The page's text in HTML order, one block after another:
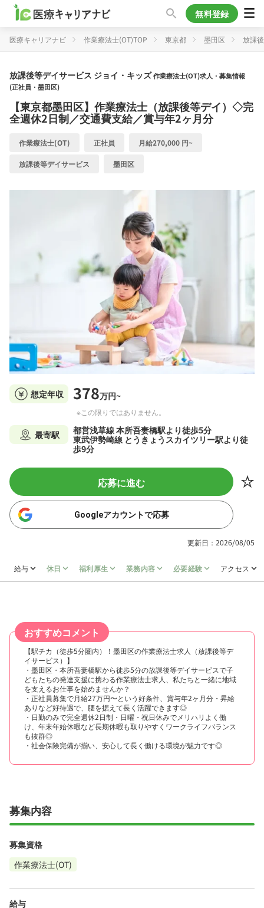
無料登録
医療キャリアナビ 作業療法士(OT)TOP 東京都 墨田区 放課
放課後等デイサービス ジョイ・キッズ作業療法士(OT)求人・募集情報
(正社員・墨田区)
【東京都墨田区】作業療法士（放課後等デイ）◇完
全週休2日制／交通費支給／賞与年2ヶ月分
作業療法士(OT) 正社員 月給270,000 円~
放課後等デイサービス 墨田区
想定年収 378万円~
※この限りではありません。
最寄駅
都営浅草線 本所吾妻橋駅より徒歩5分
東武伊勢崎線 とうきょうスカイツリー駅より徒
歩9分
応募に進む
Googleアカウントで応募
更新日：2026/08/05
給与 休日 福利厚生 業務内容 必要経験 アクセス
おすすめコメント
【駅チカ（徒歩5分圏内）！墨田区の作業療法士求人（放課後等デ
イサービス）】
・墨田区・本所吾妻橋駅から徒歩5分の放課後等デイサービスで子
どもたちの発達支援に携わる作業療法士求人、私たちと一緒に地域
を支えるお仕事を始めませんか？
・正社員募集で月給27万円〜という好条件、賞与年2ヶ月分・昇給
ありなど好待遇で、腰を据えて長く活躍できます◎
・日勤のみで完全週休2日制・日曜・祝日休みでメリハリよく働
け、年末年始休暇など長期休暇も取りやすくワークライフバランス
も抜群◎
・社会保険完備が揃い、安心して長く働ける環境が魅力です◎
募集内容
募集資格
作業療法士(OT)
給与